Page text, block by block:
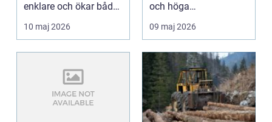
enklare och ökar både
trivsel och värde...
10 maj 2026
och höga
förväntningar.
Området loc...
09 maj 2026